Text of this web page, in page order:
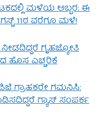
ಮಳೆಯ ಅಬ್ಬರ: ಈ
11ರ ವರೆಗೂ ಮಳೆ!
ನೀಡದಿದ್ದರೆ ಗೃಹಜ್ಯೋತಿ
ಹೊಸ ಎಚ್ಚರಿಕೆ
ಗ್ರಾಹಕರೇ ಗಮನಿಸಿ:
ಗ್ಯಾಸ್ ಸಂಪರ್ಕ